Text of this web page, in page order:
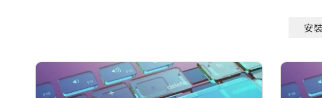
ultraFluidX
Flow Simulator
EDEM
解析
【2026.1】Physics AI Studio：從桌
面到雲端的 CAE 機器學習工作流
安